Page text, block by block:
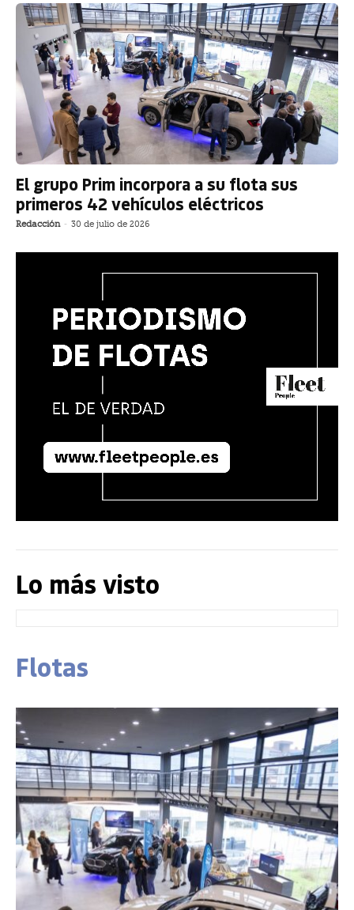
El grupo Prim incorpora a su flota sus
primeros 42 vehículos eléctricos
Redacción - 30 de julio de 2026
Lo más visto
Flotas